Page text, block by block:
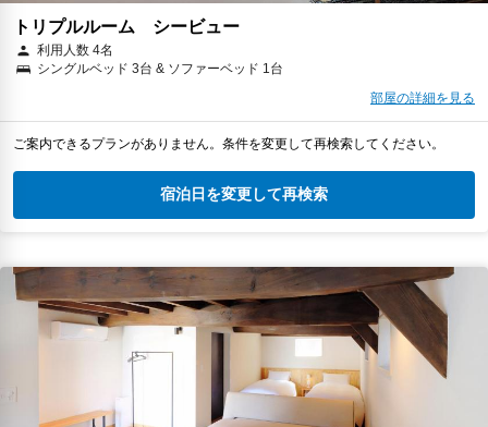
トリプルルーム シービュー
利用人数 4名
シングルベッド 3台 & ソファーベッド 1台
部屋の詳細を見る
ご案内できるプランがありません。条件を変更して再検索してください。
宿泊日を変更して再検索